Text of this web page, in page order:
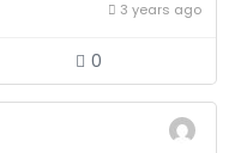
3 years ago
0